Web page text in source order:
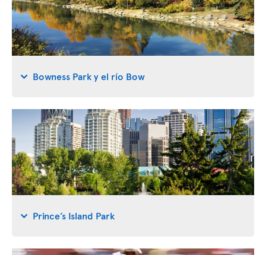
Bowness Park y el río Bow
Prince’s Island Park